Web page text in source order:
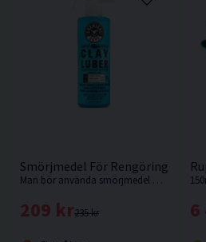
Smörjmedel För Rengöringslera
Man bör använda smörjmedel mellan Clay-bar och lacken annars riskerar man repor.
235 kr
209 kr 6